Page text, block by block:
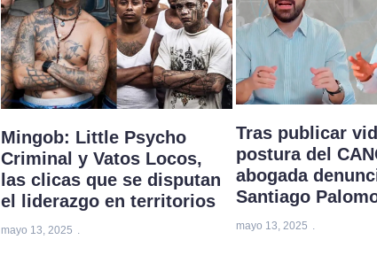
Mingob: Little Psycho
Criminal y Vatos Locos,
las clicas que se disputan
el liderazgo en territorios
mayo 13, 2025
Tras publicar
postura del
abogada
Santiago
mayo 13, 2025